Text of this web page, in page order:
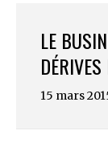
LE
15 mars